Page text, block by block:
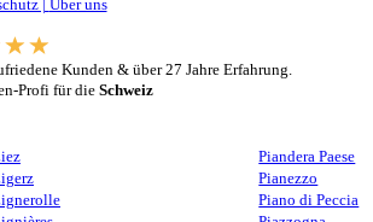
| Über uns
Kunden & über 27 Jahre Erfahrung.
Profi für die Schweiz
Piandera Paese
Pianezzo
Piano di Peccia